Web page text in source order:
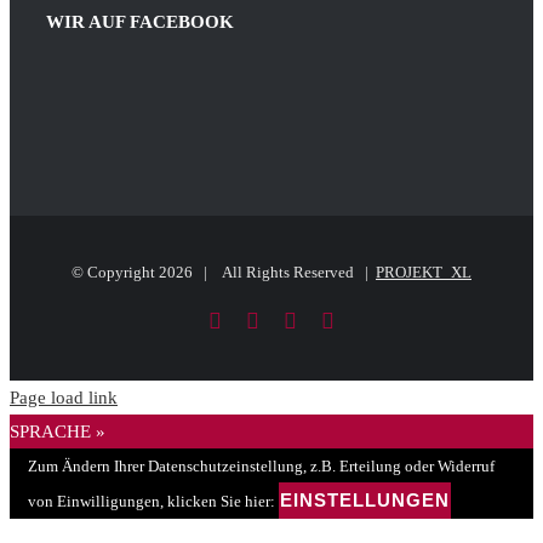
WIR AUF FACEBOOK
© Copyright 2026 | All Rights Reserved | PROJEKT_XL
FacebookLinkedIn
PayPal
Page load link
SPRACHE »
Zum Ändern Ihrer Datenschutzeinstellung, z.B. Erteilung oder Widerruf
von Einwilligungen, klicken Sie hier: EINSTELLUNGEN